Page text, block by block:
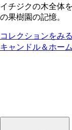
イチジクの木全体
の果樹園の記憶。
コレクションをみる
キャンドル＆ホーム